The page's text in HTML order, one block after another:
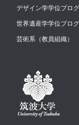
デザイン学学位プロ
世界遺産学学位プロ
芸術系（教員組織）